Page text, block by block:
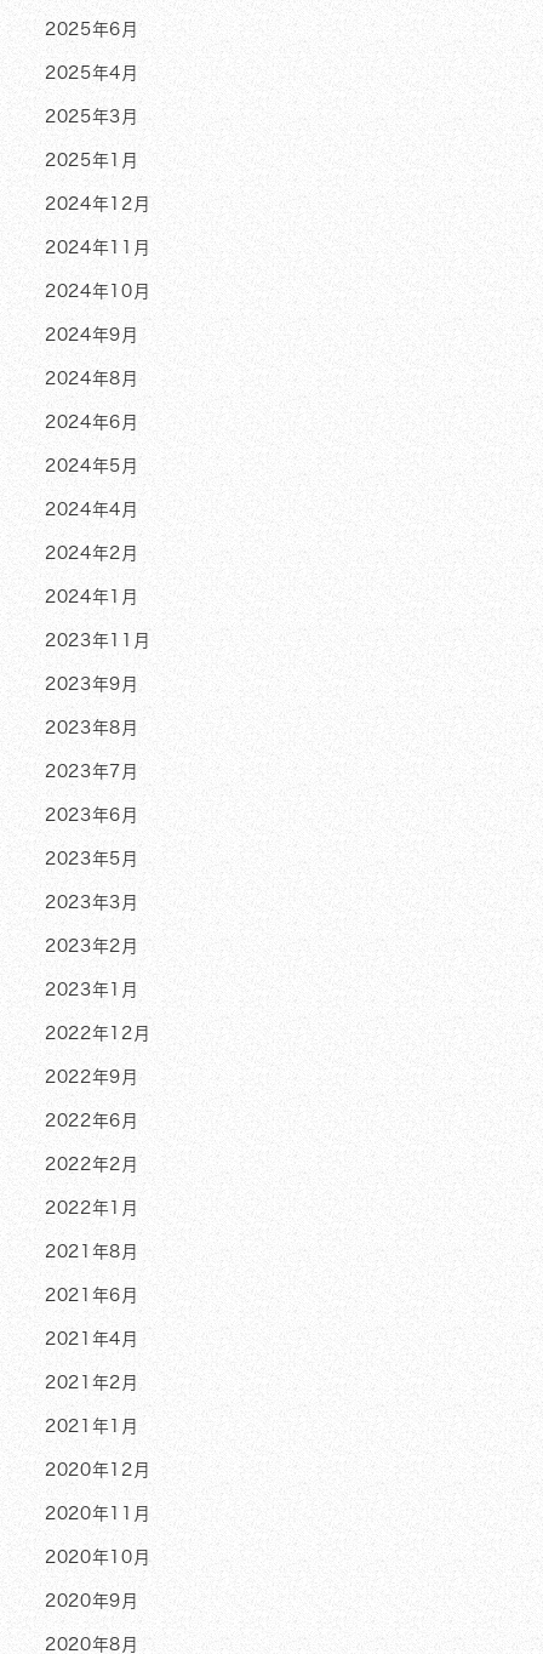
2025年6月
2025年4月
2025年3月
2025年1月
2024年12月
2024年11月
2024年10月
2024年9月
2024年8月
2024年6月
2024年5月
2024年4月
2024年2月
2024年1月
2023年11月
2023年9月
2023年8月
2023年7月
2023年6月
2023年5月
2023年3月
2023年2月
2023年1月
2022年12月
2022年9月
2022年6月
2022年2月
2022年1月
2021年8月
2021年6月
2021年4月
2021年2月
2021年1月
2020年12月
2020年11月
2020年10月
2020年9月
2020年8月